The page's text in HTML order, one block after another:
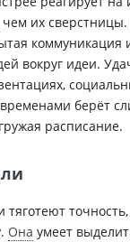
их сверстницы.
коммуникация
вокруг идеи.
берёт
расписание.
тяготеют
Она умеет